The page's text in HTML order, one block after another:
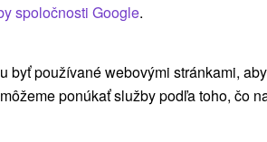
spoločnosti Google.
byť používané webovými stránkami,
ponúkať služby podľa toho, čo